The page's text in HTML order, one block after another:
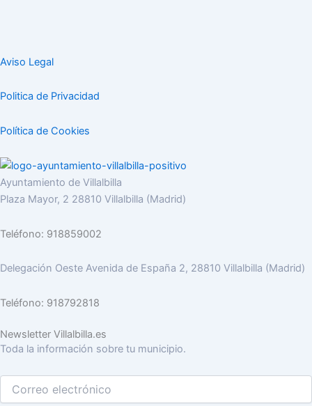
Aviso Legal
Politica de Privacidad
Política de Cookies
Ayuntamiento de Villalbilla
Plaza Mayor, 2 28810 Villalbilla (Madrid)
Teléfono: 918859002
Delegación Oeste Avenida de España 2, 28810 Villalbilla (Madrid)
Teléfono: 918792818
Newsletter Villalbilla.es
Toda la información sobre tu municipio.